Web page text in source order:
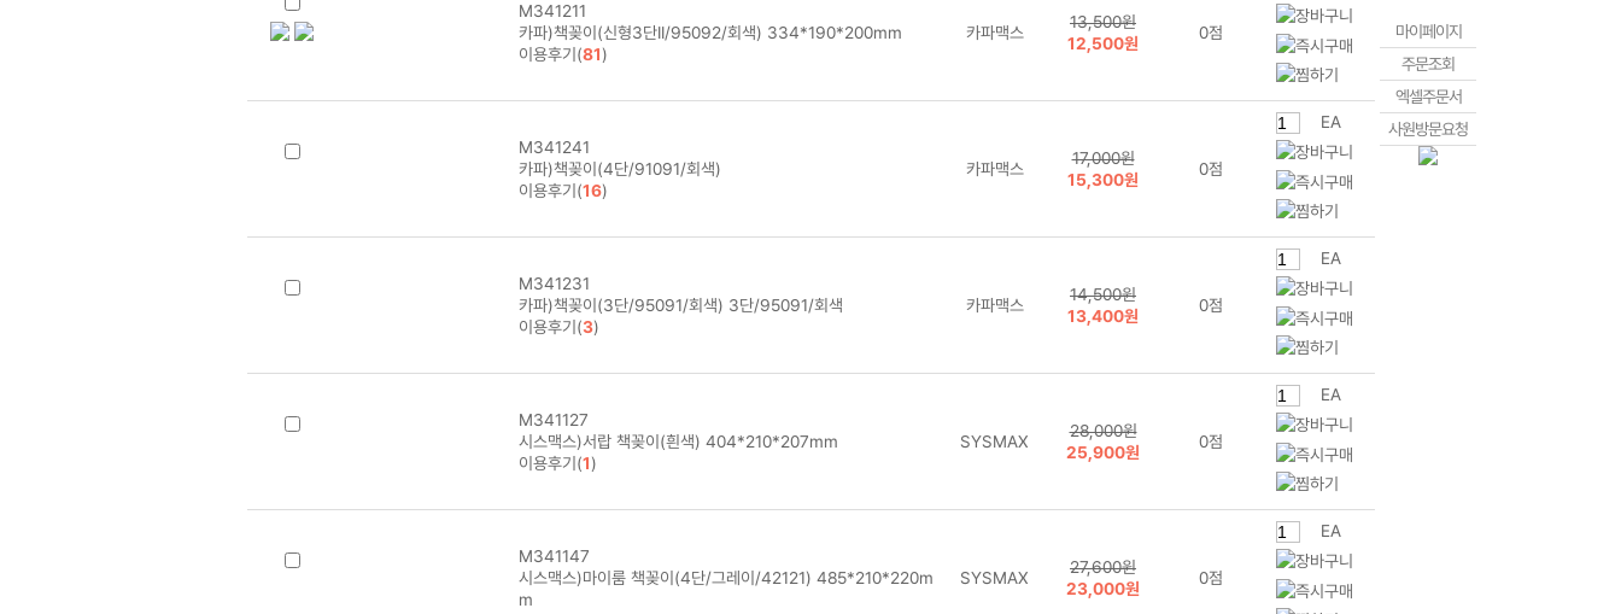
M341211
카파)책꽂이(신형3단II/95092/회색) 334*190*200mm
이용후기(81)
카파맥스
13,500원
12,500원
0점
M341241
카파)책꽂이(4단/91091/회색)
이용후기(16)
카파맥스
17,000원
15,300원
0점
EA
M341231
카파)책꽂이(3단/95091/회색) 3단/95091/회색
이용후기(3)
카파맥스
14,500원
13,400원
0점
EA
M341127
시스맥스)서랍 책꽂이(흰색) 404*210*207mm
이용후기(1)
SYSMAX
28,000원
25,900원
0점
EA
M341147
시스맥스)마이룸 책꽂이(4단/그레이/42121) 485*210*220m
m
SYSMAX
27,600원
23,000원
0점
EA
마이페이지
주문조회
엑셀주문서
사원방문요청